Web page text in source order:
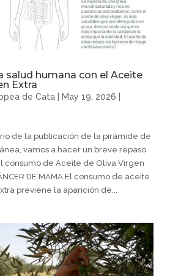
salud humana con el Aceite
Extra
de Cata| May 19, 2026
de la publicación de la pirámide de
vamos a hacer un breve repaso
consumo de Aceite de Oliva Virgen
DE MAMA El consumo de aceite
previene la aparición de...